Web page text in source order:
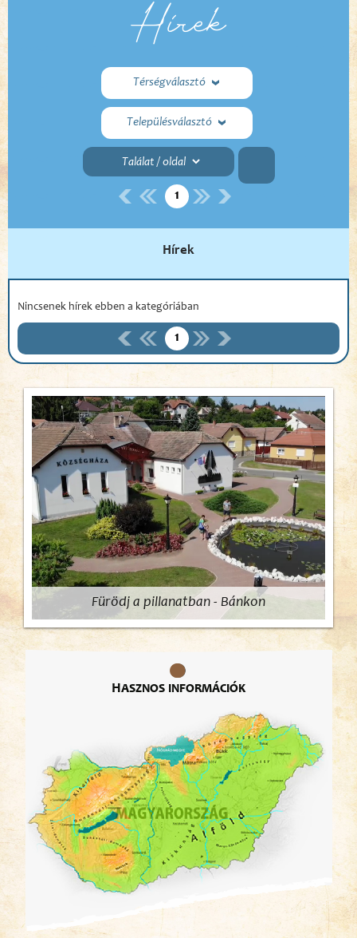
Hírek
Térségválasztó
Településválasztó
1
Hírek
Nincsenek hírek ebben a kategóriában
1
Fürödj a pillanatban - Bánkon
Hasznos információk